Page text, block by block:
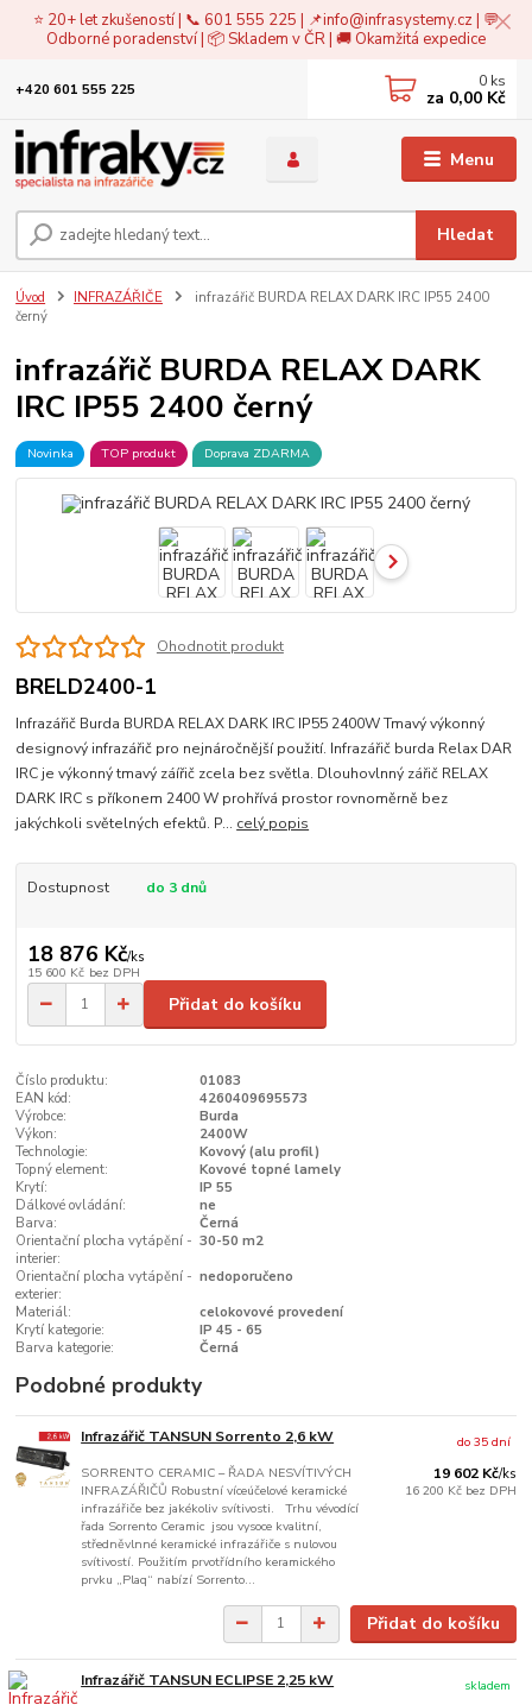
⭐ 20+ let zkušeností | 📞 601 555 225 | 📌info@infrasystemy.cz| 💬
Odborné poradenství | 📦 Skladem v ČR | 🚚 Okamžitá expedice
Menu
Hledat
+420 601 555 225 0 ks
za 0,00 Kč
Úvod INFRAZÁŘIČE
infrazářič BURDA RELAX DARK IRC IP55 2400
černý
infrazářič BURDA RELAX DARK
IRC IP55 2400 černý
Novinka TOP produkt Doprava ZDARMA
Ohodnotit produkt
BRELD2400-1
Infrazářič Burda BURDA RELAX DARK IRC IP55 2400W Tmavý výkonný
designový infrazářič pro nejnáročnější použití. Infrazářič burda Relax DAR
IRC je výkonný tmavý záířič zcela bez světla. Dlouhovlnný zářič RELAX
DARK IRC s příkonem 2400 W prohřívá prostor rovnoměrně bez
jakýchkoli světelných efektů. P... celý popis
Dostupnost do 3 dnů
18 876 Kč/ks
15 600 Kč bez DPH
Přidat do košíku
Číslo produktu:
01083
EAN kód:
4260409695573
Výrobce:
Burda
Výkon:
2400W
Technologie:
Kovový (alu profil)
Topný element:
Kovové topné lamely
Krytí:
IP 55
Dálkové ovládání:
ne
Barva:
Černá
Orientační plocha vytápění -
interier:
30-50 m2
Orientační plocha vytápění -
exterier:
nedoporučeno
Materiál:
celokovové provedení
Krytí kategorie:
IP 45 - 65
Barva kategorie:
Černá
Podobné produkty
Infrazářič TANSUN Sorrento 2,6 kW
SORRENTO CERAMIC – ŘADA NESVÍTIVÝCH
INFRAZÁŘIČŮ Robustní víceúčelové keramické
infrazářiče bez jakékoliv svítivosti. Trhu vévodící
řada Sorrento Ceramic jsou vysoce kvalitní,
středněvlnné keramické infrazářiče s nulovou
svítivostí. Použitím prvotřídního keramického
prvku „Plaq“ nabízí Sorrento...
19 602 Kč/ks
16 200 Kč bez DPH
do 35 dní
Přidat do košíku
Infrazářič TANSUN ECLIPSE 2,25 kW skladem